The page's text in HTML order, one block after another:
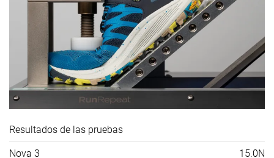
Resultados de las pruebas
Nova 3 15.0N